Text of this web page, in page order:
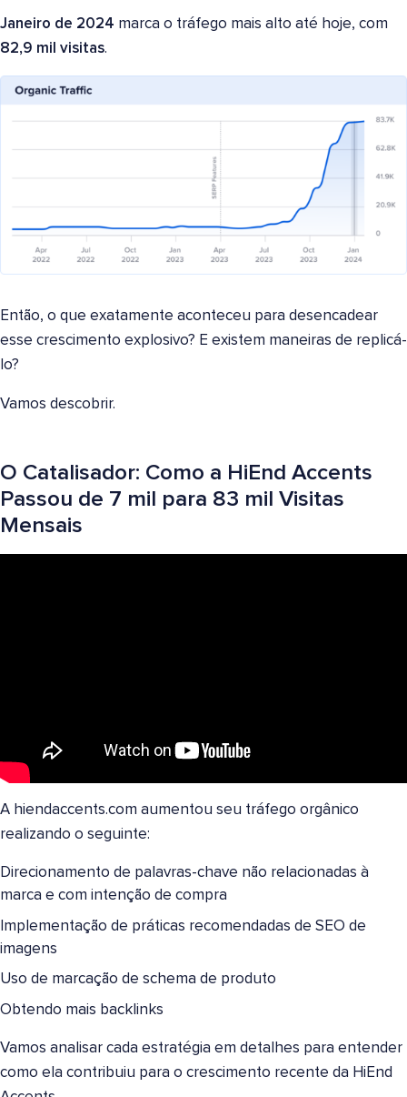
Janeiro de 2024 marca o tráfego mais alto até hoje, com
82,9 mil visitas.
Então, o que exatamente aconteceu para desencadear
esse crescimento explosivo? E existem maneiras de replicá-
lo?
Vamos descobrir.
O Catalisador: Como a HiEnd Accents
Passou de 7 mil para 83 mil Visitas
Mensais
A hiendaccents.com aumentou seu tráfego orgânico
realizando o seguinte:
Direcionamento de palavras-chave não relacionadas à
marca e com intenção de compra
Implementação de práticas recomendadas de SEO de
imagens
Uso de marcação de schema de produto
Obtendo mais backlinks
Vamos analisar cada estratégia em detalhes para entender
como ela contribuiu para o crescimento recente da HiEnd